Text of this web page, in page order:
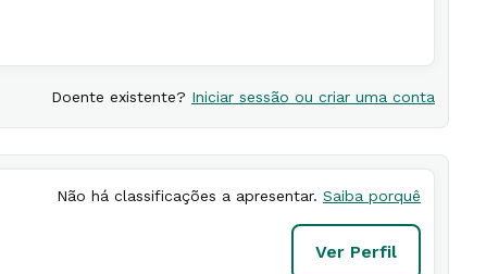
Doente existente? Iniciar sessão ou criar uma conta
Não há classificações a apresentar. Saiba porquê
Ver Perfil